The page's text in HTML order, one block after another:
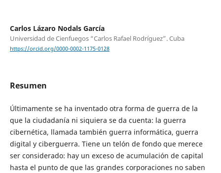
Carlos Lázaro Nodals García
Universidad de Cienfuegos “Carlos Rafael Rodríguez”. Cuba
https://orcid.org/0000-0002-1175-0128
Resumen
Últimamente se ha inventado otra forma de guerra de la
que la ciudadanía ni siquiera se da cuenta: la guerra
cibernética, llamada también guerra informática, guerra
digital y ciberguerra. Tiene un telón de fondo que merece
ser considerado: hay un exceso de acumulación de capital
hasta el punto de que las grandes corporaciones no saben